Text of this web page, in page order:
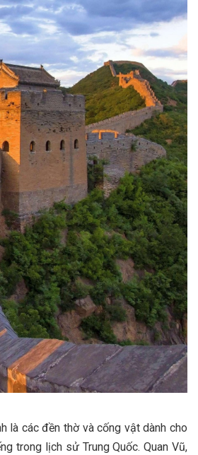
là các đền thờ và cống vật dành cho
trong lịch sử Trung Quốc. Quan Vũ,